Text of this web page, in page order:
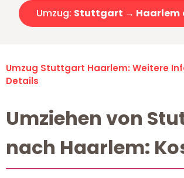
Umzug: Stuttgart → Haarlem
Umzug Stuttgart Haarlem: Weitere
Details
Umziehen von
nach Haarlem: